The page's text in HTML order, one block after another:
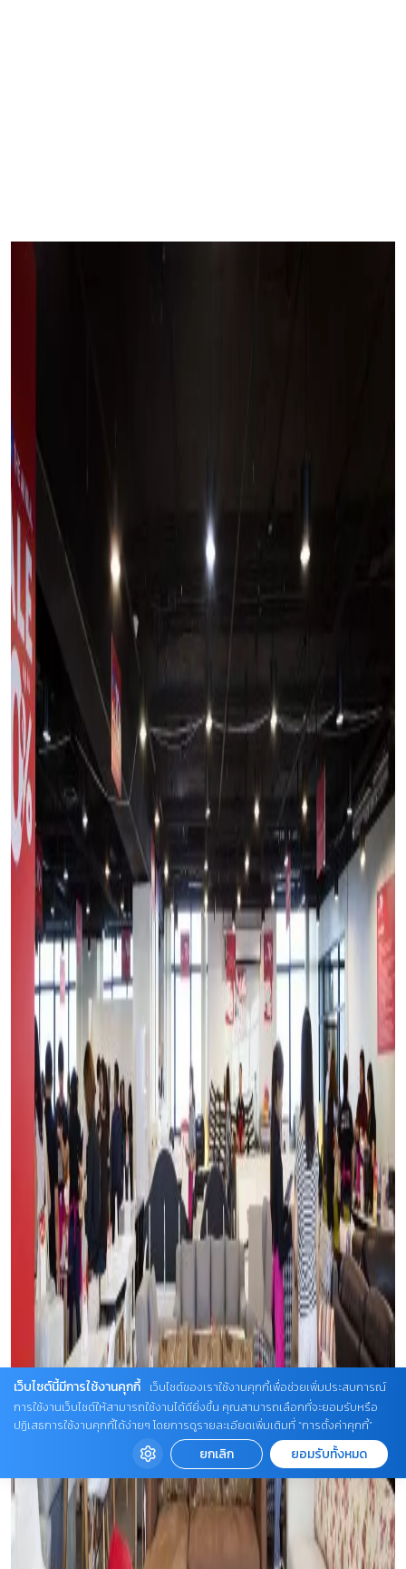
เว็บไซต์นี้มีการใช้งานคุกกี้
เว็บไซต์ของเราใช้งานคุกกี้เพื่อช่วยเพิ่มประสบการณ์
การใช้งานเว็บไซต์ให้สามารถใช้งานได้ดียิ่งขึ้น คุณสามารถเลือกที่จะยอมรับหรือ
ปฏิเสธการใช้งานคุกกี้ได้ง่ายๆ โดยการดูรายละเอียดเพิ่มเติมที่ “การตั้งค่าคุกกี้”
ยกเลิก ยอมรับทั้งหมด